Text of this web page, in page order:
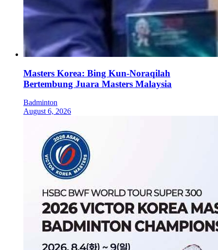
Masters Korea: Bing Kun-Noraqilah
Bertembung Juara Masters Malaysia
Badminton
August 6, 2026